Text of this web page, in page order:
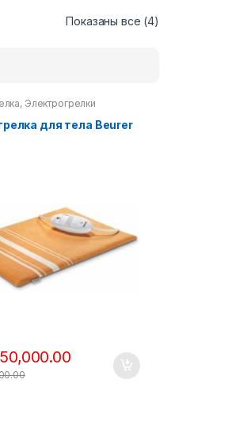
Показаны все (4)
, Электрогрелки
для тела Beurer